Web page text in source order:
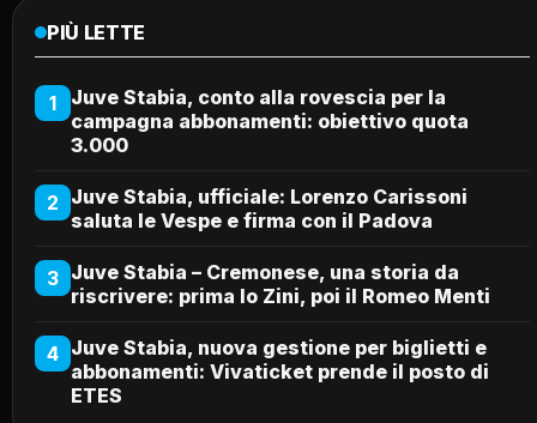
PIÙ LETTE
1
Juve Stabia, conto alla rovescia per la
campagna abbonamenti: obiettivo quota
3.000
2 Juve Stabia, ufficiale: Lorenzo Carissoni
saluta le Vespe e firma con il Padova
3 Juve Stabia – Cremonese, una storia da
riscrivere: prima lo Zini, poi il Romeo Menti
4 Juve Stabia, nuova gestione per biglietti e
abbonamenti: Vivaticket prende il posto di
ETES